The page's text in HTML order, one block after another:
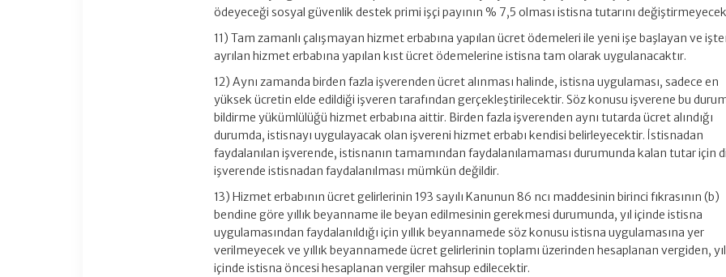
ödeyeceği sosyal güvenlik destek primi işçi payının % 7,5 olması istisna tutarını
11) Tam zamanlı çalışmayan hizmet erbabına yapılan ücret ödemeleri ile yeni işe başlayan ve
ayrılan hizmet erbabına yapılan kıst ücret ödemelerine istisna tam olarak uygulanacaktır.
12) Aynı zamanda birden fazla işverenden ücret alınması halinde, istisna uygulaması, sadece en
yüksek ücretin elde edildiği işveren tarafından gerçekleştirilecektir. Söz konusu işverene bu
bildirme yükümlülüğü hizmet erbabına aittir. Birden fazla işverenden aynı tutarda ücret alındığı
durumda, istisnayı uygulayacak olan işvereni hizmet erbabı kendisi belirleyecektir. İstisnadan
faydalanılan işverende, istisnanın tamamından faydalanılamaması durumunda kalan tutar için
işverende istisnadan faydalanılması mümkün değildir.
13) Hizmet erbabının ücret gelirlerinin 193 sayılı Kanunun 86 ncı maddesinin birinci fıkrasının (b)
bendine göre yıllık beyanname ile beyan edilmesinin gerekmesi durumunda, yıl içinde istisna
uygulamasından faydalanıldığı için yıllık beyannamede söz konusu istisna uygulamasına yer
verilmeyecek ve yıllık beyannamede ücret gelirlerinin toplamı üzerinden hesaplanan vergiden, yıl
içinde istisna öncesi hesaplanan vergiler mahsup edilecektir.